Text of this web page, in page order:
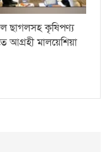
ছাগলসহ কৃষিপণ্য
আগ্রহী মালয়েশিয়া